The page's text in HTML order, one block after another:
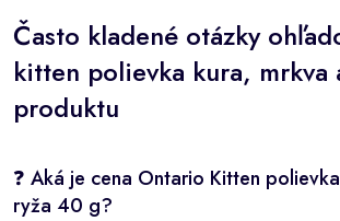
Často kladené otázky
kitten polievka kura, mrkva
produktu
❓ Aká je cena Ontario Kitten
ryža 40 g?